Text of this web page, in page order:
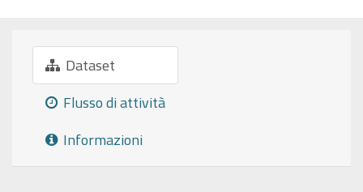
Dataset
Flusso di attività
Informazioni